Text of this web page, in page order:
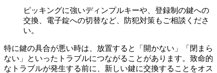
ピッキングに強いディンプルキーや、登録制の鍵への
交換、電子錠への切替など、防犯対策もご相談くださ
い。
特に鍵の具合が悪い時は、放置すると「開かない」「閉まら
ない」といったトラブルにつながることがあります。致命的
なトラブルが発生する前に、新しい鍵に交換することをオス